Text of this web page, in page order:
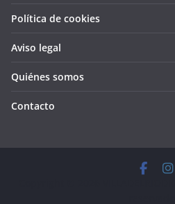
Política de cookies
Aviso legal
Quiénes somos
Contacto